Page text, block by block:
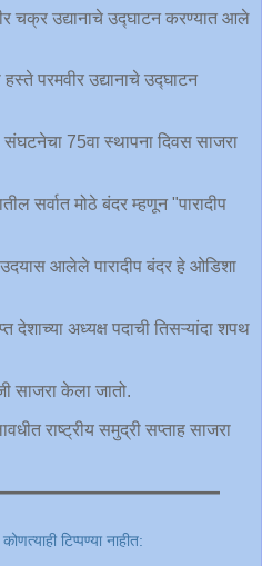
चक्र उद्यानाचे उद्घाटन करण्यात आले
परमवीर उद्यानाचे उद्घाटन
75वा स्थापना दिवस साजरा
सर्वात मोठे बंदर म्हणून "पारादीप
आलेले पारादीप बंदर हे ओडिशा
अध्यक्ष पदाची तिसऱ्यांदा शपथ
साजरा केला जातो.
राष्ट्रीय समुद्री सप्ताह साजरा
कोणत्याही टिप्पण्‍या नाहीत: